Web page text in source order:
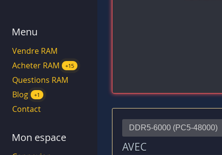
AVEC
Menu
Vendre RAM
Acheter RAM
+15
Questions RAM
Blog
+1
Contact
Mon espace